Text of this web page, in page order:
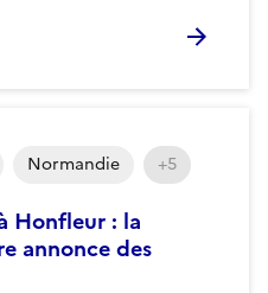
Honfleur : la
annonce des
Normandie +5